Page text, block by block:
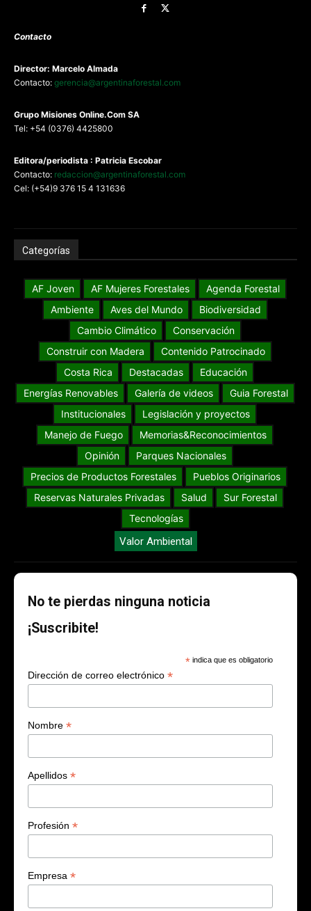
Contacto
Director: Marcelo Almada
Contacto: gerencia@argentinaforestal.com
Grupo Misiones Online.Com SA
Tel: +54 (0376) 4425800
Editora/periodista : Patricia Escobar
Contacto: redaccion@argentinaforestal.com
Cel: (+54)9 376 15 4 131636
Categorías
AF Joven AF Mujeres Forestales
Agenda Forestal
Ambiente
Aves del Mundo
Biodiversidad
Cambio Climático
Conservación
Construir con Madera
Contenido Patrocinado
Costa Rica
Destacadas
Educación
Energías Renovables
Galería de videos
Guia Forestal
Institucionales
Legislación y proyectos
Manejo de Fuego
Memorias&Reconocimientos
Opinión
Parques Nacionales
Precios de Productos Forestales
Pueblos Originarios
Reservas Naturales Privadas
Salud
Sur Forestal
Tecnologías
Valor Ambiental
No te pierdas ninguna noticia
¡Suscribite!
* indica que es obligatorio
Dirección de correo electrónico *
Nombre *
Apellidos *
Profesión *
Empresa *